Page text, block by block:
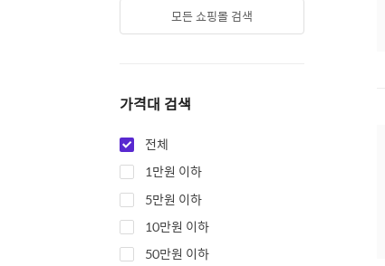
모든 쇼핑몰 검색
가격대 검색
전체
1만원 이하
5만원 이하
10만원 이하
50만원 이하